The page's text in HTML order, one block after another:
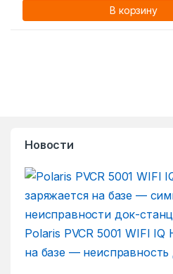
В корзину
Новости
Polaris PVCR 5001 WIFI IQ
на базе —